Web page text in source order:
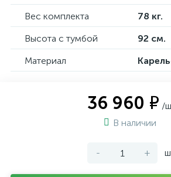
Вес комплекта
78 кг.
Высота с тумбой
92 см.
Материал
36 960 ₽ /
В наличии
- +